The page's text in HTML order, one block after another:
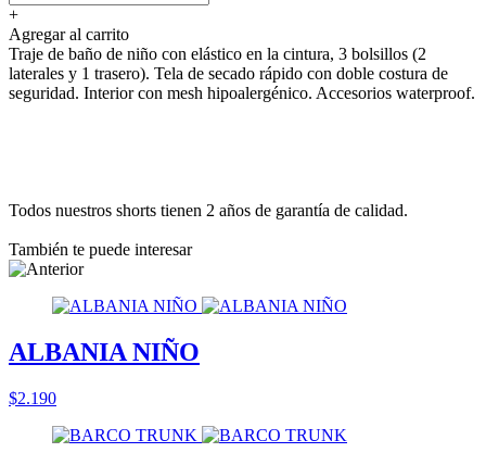
+
Agregar al carrito
Traje de baño de niño con elástico en la cintura, 3 bolsillos (2
laterales y 1 trasero). Tela de secado rápido con doble costura de
seguridad. Interior con mesh hipoalergénico. Accesorios waterproof.
Todos nuestros shorts tienen 2 años de garantía de calidad.
También te puede interesar
ALBANIA NIÑO
$2.190